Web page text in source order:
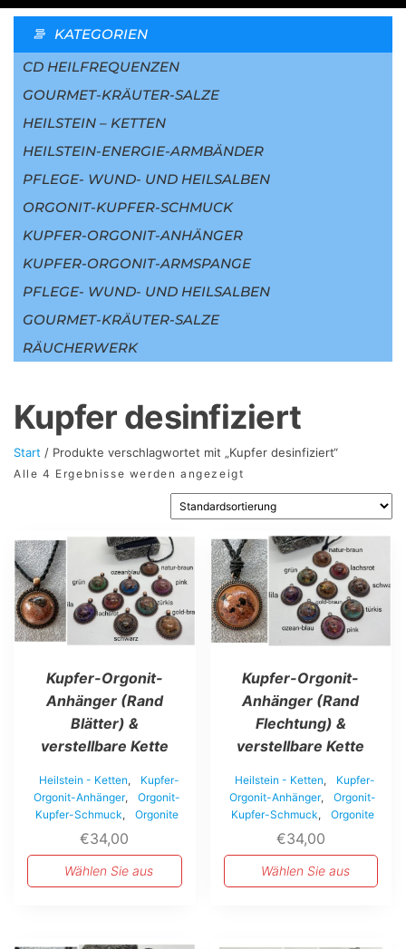
KATEGORIEN
CD HEILFREQUENZEN
GOURMET-KRÄUTER-SALZE
HEILSTEIN – KETTEN
HEILSTEIN-ENERGIE-ARMBÄNDER
PFLEGE- WUND- UND HEILSALBEN
ORGONIT-KUPFER-SCHMUCK
KUPFER-ORGONIT-ANHÄNGER
KUPFER-ORGONIT-ARMSPANGE
PFLEGE- WUND- UND HEILSALBEN
GOURMET-KRÄUTER-SALZE
RÄUCHERWERK
Kupfer desinfiziert
Start / Produkte verschlagwortet mit „Kupfer desinfiziert“
Alle 4 Ergebnisse werden angezeigt
Kupfer-Orgonit-
Anhänger (Rand
Blätter) &
verstellbare Kette
Heilstein - Ketten,
Kupfer-
Orgonit-Anhänger,
Orgonit-
Kupfer-Schmuck, Orgonite
€34,00
Wählen Sie aus
Dieses
Produkt
weist
mehrere
Varianten
auf.
Die
können
Produktseite
gewählt
Kupfer-Orgonit-
Anhänger (Rand
Flechtung) &
verstellbare Kette
Heilstein - Ketten,
Kupfer-
Orgonit-Anhänger,
Orgonit-
Kupfer-Schmuck, Orgonite
€34,00
Wählen Sie aus
Dieses
Produkt
weist
mehrere
Varianten
auf.
Die
können
Produktseite
gewählt
Dieses
Dieses